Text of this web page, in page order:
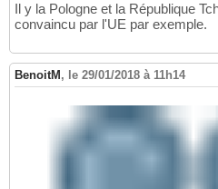
Il y la Pologne et la République
convaincu par l'UE par exemple.
BenoitM , le 29/01/2018 à 11h14